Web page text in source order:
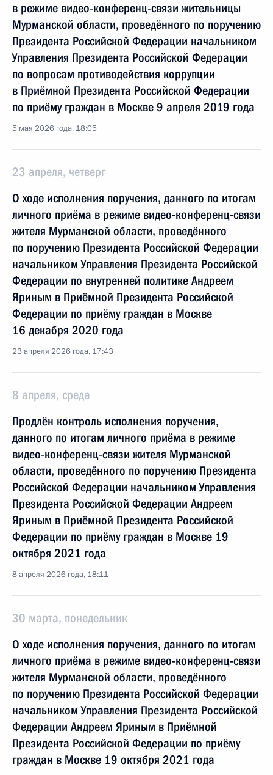
в режиме видео-конференц-связи жительницы
Мурманской области, проведённого по поручению
Президента Российской Федерации начальником
Управления Президента Российской Федерации
по вопросам противодействия коррупции
в Приёмной Президента Российской Федерации
по приёму граждан в Москве 9 апреля 2019 года
5 мая 2026 года, 18:05
23 апреля, четверг
О ходе исполнения поручения, данного по итогам
личного приёма в режиме видео-конференц-связи
жителя Мурманской области, проведённого
по поручению Президента Российской Федерации
начальником Управления Президента Российской
Федерации по внутренней политике Андреем
Яриным в Приёмной Президента Российской
Федерации по приёму граждан в Москве
16 декабря 2020 года
23 апреля 2026 года, 17:43
8 апреля, среда
Продлён контроль исполнения поручения,
данного по итогам личного приёма в режиме
видео-конференц-связи жителя Мурманской
области, проведённого по поручению Президента
Российской Федерации начальником Управления
Президента Российской Федерации Андреем
Яриным в Приёмной Президента Российской
Федерации по приёму граждан в Москве 19
октября 2021 года
8 апреля 2026 года, 18:11
30 марта, понедельник
О ходе исполнения поручения, данного по итогам
личного приёма в режиме видео-конференц-связи
жителя Мурманской области, проведённого
по поручению Президента Российской Федерации
начальником Управления Президента Российской
Федерации Андреем Яриным в Приёмной
Президента Российской Федерации по приёму
граждан в Москве 19 октября 2021 года